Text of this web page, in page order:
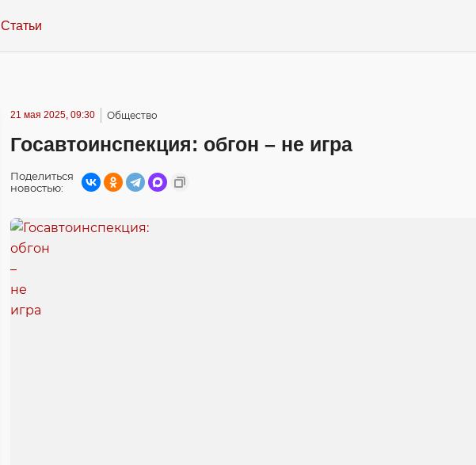
Статьи
21 мая 2025, 09:30 Общество
Госавтоинспекция: обгон – не игра
Поделиться
новостью: